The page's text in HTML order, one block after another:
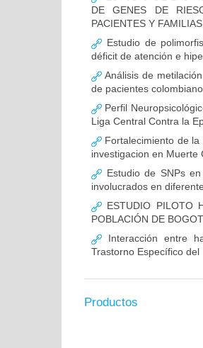
DE GENES DE
PACIENTES Y
Estudio de
déficit de atención e
Análisis de
de pacientes
Perfil
Liga Central Contra la
Fortalecimiento de la
investigacion en Muerte
Estudio de SNPs
involucrados en
ESTUDIO PILOTO
POBLACIÓN DE
Interacción entre
Trastorno Específico del
Productos